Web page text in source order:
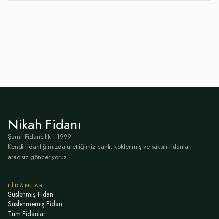
Nikah Fidanı
Şamil Fidancılık · 1999
Kendi fidanlığımızda ürettiğimiz canlı, köklenmiş ve saksılı fidanları
aracısız gönderiyoruz.
FIDANLAR
Süslenmiş Fidan
Süslenmemiş Fidan
Tüm Fidanlar